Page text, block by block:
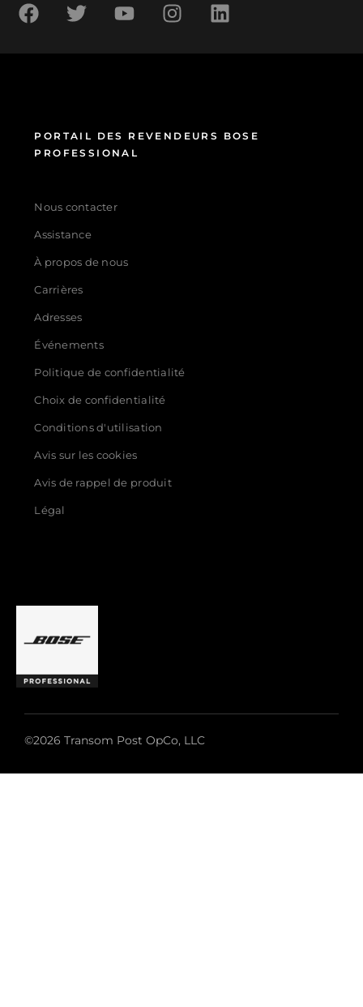
PORTAIL DES REVENDEURS BOSE
PROFESSIONAL
Nous contacter
Assistance
À propos de nous
Carrières
Adresses
Événements
Politique de confidentialité
Choix de confidentialité
Conditions d'utilisation
Avis sur les cookies
Avis de rappel de produit
Légal
©2026 Transom Post OpCo, LLC